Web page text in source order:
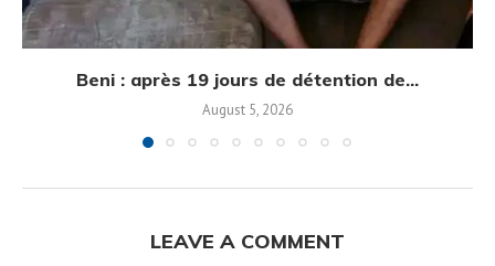
Beni : après 19 jours de détention de...
August 5, 2026
LEAVE A COMMENT